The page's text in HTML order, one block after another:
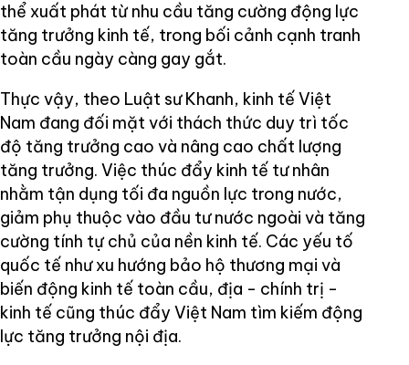
thể xuất phát từ nhu cầu tăng cường động lực
tăng trưởng kinh tế, trong bối cảnh cạnh tranh
toàn cầu ngày càng gay gắt.
Thực vậy, theo Luật sư Khanh, kinh tế Việt
Nam đang đối mặt với thách thức duy trì tốc
độ tăng trưởng cao và nâng cao chất lượng
tăng trưởng. Việc thúc đẩy kinh tế tư nhân
nhằm tận dụng tối đa nguồn lực trong nước,
giảm phụ thuộc vào đầu tư nước ngoài và tăng
cường tính tự chủ của nền kinh tế. Các yếu tố
quốc tế như xu hướng bảo hộ thương mại và
biến động kinh tế toàn cầu, địa - chính trị -
kinh tế cũng thúc đẩy Việt Nam tìm kiếm động
lực tăng trưởng nội địa.